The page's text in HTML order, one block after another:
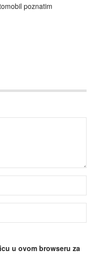
poznatim
u ovom browseru za